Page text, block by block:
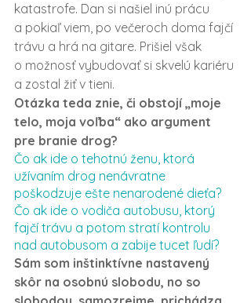
katastrofe. Dan si našiel inú prácu
a pokiaľ viem, po večeroch doma fajčí
trávu a hrá na gitare. Prišiel však
o možnosť vybudovať si skvelú kariéru
a zostal žiť v tieni.
Otázka teda znie, či obstojí „moje
telo, moja voľba“ ako argument
pre branie drog?
Čo ak ide o tehotnú ženu, ktorá
užívaním drog nenávratne
poškodzuje ešte nenarodené dieťa?
Čo ak ide o vodiča autobusu, ktorý
fajčí trávu a potom stratí kontrolu
nad autobusom a zabije tucet ľudí?
Sám som inštinktívne nastavený
skôr na osobnú slobodu, no so